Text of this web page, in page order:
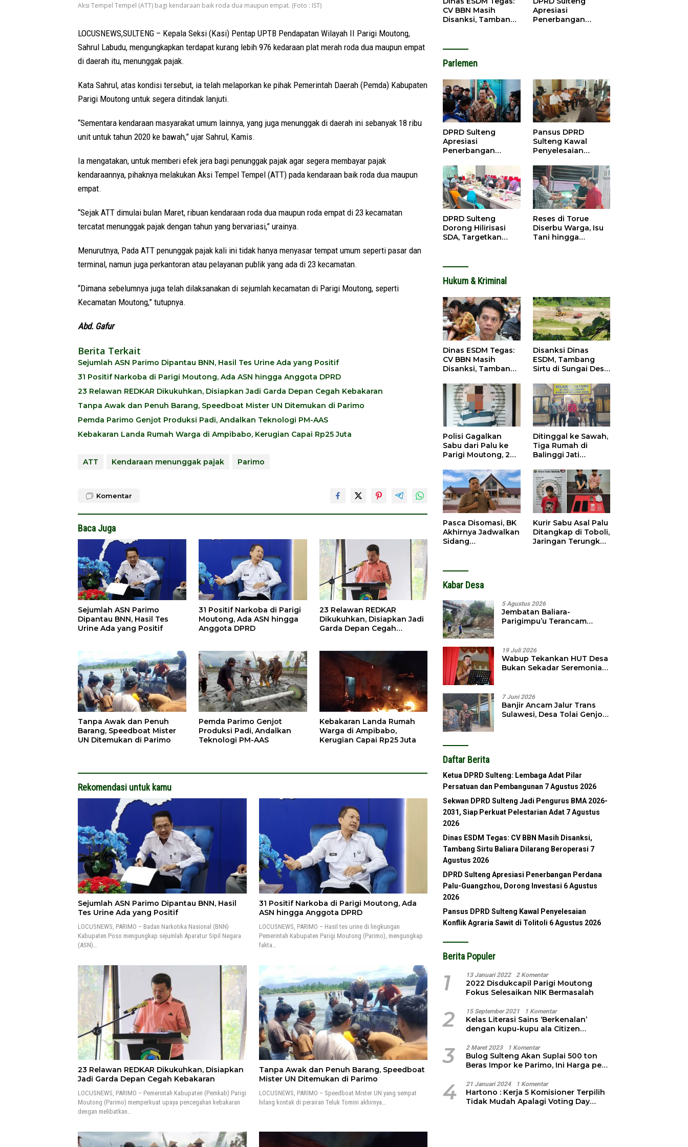
Aksi Tempel Tempel (ATT) bagi kendaraan baik roda dua maupun empat. (Foto : IST)
LOCUSNEWS,SULTENG – Kepala Seksi (Kasi) Pentap UPTB Pendapatan Wilayah II Parigi Moutong,
Sahrul Labudu, mengungkapkan terdapat kurang lebih 976 kedaraan plat merah roda dua maupun empat
di daerah itu, menunggak pajak.
Kata Sahrul, atas kondisi tersebut, ia telah melaporkan ke pihak Pemerintah Daerah (Pemda) Kabupaten
Parigi Moutong untuk segera ditindak lanjuti.
“Sementara kendaraan masyarakat umum lainnya, yang juga menunggak di daerah ini sebanyak 18 ribu
unit untuk tahun 2020 ke bawah,” ujar Sahrul, Kamis.
Ia mengatakan, untuk memberi efek jera bagi penunggak pajak agar segera membayar pajak
kendaraannya, pihaknya melakukan Aksi Tempel Tempel (ATT) pada kendaraan baik roda dua maupun
empat.
“Sejak ATT dimulai bulan Maret, ribuan kendaraan roda dua maupun roda empat di 23 kecamatan
tercatat menunggak pajak dengan tahun yang bervariasi,” urainya.
Menurutnya, Pada ATT penunggak pajak kali ini tidak hanya menyasar tempat umum seperti pasar dan
terminal, namun juga perkantoran atau pelayanan publik yang ada di 23 kecamatan.
“Dimana sebelumnya juga telah dilaksanakan di sejumlah kecamatan di Parigi Moutong, seperti
Kecamatan Moutong,” tutupnya.
Abd. Gafur
Berita Terkait
Sejumlah ASN Parimo Dipantau BNN, Hasil Tes Urine Ada yang Positif
31 Positif Narkoba di Parigi Moutong, Ada ASN hingga Anggota DPRD
23 Relawan REDKAR Dikukuhkan, Disiapkan Jadi Garda Depan Cegah Kebakaran
Tanpa Awak dan Penuh Barang, Speedboat Mister UN Ditemukan di Parimo
Pemda Parimo Genjot Produksi Padi, Andalkan Teknologi PM-AAS
Kebakaran Landa Rumah Warga di Ampibabo, Kerugian Capai Rp25 Juta
ATT Kendaraan menunggak pajak Parimo
Komentar
Baca Juga
Sejumlah ASN Parimo
Dipantau BNN, Hasil Tes
Urine Ada yang Positif
31 Positif Narkoba di Parigi
Moutong, Ada ASN hingga
Anggota DPRD
23 Relawan REDKAR
Dikukuhkan, Disiapkan Jadi
Garda Depan Cegah
Tanpa Awak dan Penuh
Barang, Speedboat Mister
UN Ditemukan di Parimo
Pemda Parimo Genjot
Produksi Padi, Andalkan
Teknologi PM-AAS
Kebakaran Landa Rumah
Warga di Ampibabo,
Kerugian Capai Rp25 Juta
Rekomendasi untuk kamu
Sejumlah ASN Parimo Dipantau BNN, Hasil
Tes Urine Ada yang Positif
LOCUSNEWS, PARIMO – Badan Narkotika Nasional (BNN)
Kabupaten Poso mengungkap sejumlah Aparatur Sipil Negara
(ASN)…
31 Positif Narkoba di Parigi Moutong, Ada
ASN hingga Anggota DPRD
LOCUSNEWS, PARIMO – Hasil tes urine di lingkungan
Pemerintah Kabupaten Parigi Moutong (Parimo), mengungkap
fakta…
23 Relawan REDKAR Dikukuhkan, Disiapkan
Jadi Garda Depan Cegah Kebakaran
LOCUSNEWS, PARIMO – Pemerintah Kabupaten (Pemkab) Parigi
Moutong (Parimo) memperkuat upaya pencegahan kebakaran
dengan melibatkan…
Tanpa Awak dan Penuh Barang, Speedboat
Mister UN Ditemukan di Parimo
LOCUSNEWS, PARIMO – Speedboat Mister UN yang sempat
hilang kontak di perairan Teluk Tomini akhirnya…
CV BBN Masih
Disanksi, Tambang
Apresiasi
Penerbangan
Parlemen
DPRD Sulteng
Apresiasi
Penerbangan
Guangzhou, Dorong
Investasi
Pansus DPRD
Sulteng Kawal
Penyelesaian
Sawit di Tolitoli
DPRD Sulteng
Dorong Hilirisasi
SDA, Targetkan
Reses di Torue
Diserbu Warga, Isu
Tani hingga
Hukum & Kriminal
Dinas ESDM Tegas:
CV BBN Masih
Disanksi, Tambang
Dilarang Beroperasi
Disanksi Dinas
ESDM, Tambang
Sirtu di Sungai Desa
Polisi Gagalkan
Sabu dari Palu ke
Parigi Moutong, 2
Ditangkap
Ditinggal ke Sawah,
Tiga Rumah di
Balinggi Jati
Ditangkap Dini Hari
Pasca Disomasi, BK
Akhirnya Jadwalkan
Sidang
Kurir Sabu Asal Palu
Ditangkap di Toboli,
Jaringan Terungkap
Kabar Desa
5 Agustus 2026
Jembatan Baliara-
Parigimpu’u Terancam
19 Juli 2026
Wabup Tekankan HUT Desa
Bukan Sekadar Seremonial,
7 Juni 2026
Banjir Ancam Jalur Trans
Sulawesi, Desa Tolai Genjot
Daftar Berita
Ketua DPRD Sulteng: Lembaga Adat Pilar
Persatuan dan Pembangunan 7 Agustus 2026
Sekwan DPRD Sulteng Jadi Pengurus BMA 2026-
2031, Siap Perkuat Pelestarian Adat 7 Agustus
2026
Dinas ESDM Tegas: CV BBN Masih Disanksi,
Tambang Sirtu Baliara Dilarang Beroperasi 7
Agustus 2026
DPRD Sulteng Apresiasi Penerbangan Perdana
Palu-Guangzhou, Dorong Investasi 6 Agustus
2026
Pansus DPRD Sulteng Kawal Penyelesaian
Konflik Agraria Sawit di Tolitoli 6 Agustus 2026
Berita Populer
1 13 Januari 2022 2 Komentar
2022 Disdukcapil Parigi Moutong
Fokus Selesaikan NIK Bermasalah
2 15 September 2021 1 Komentar
Kelas Literasi Sains ‘Berkenalan’
dengan kupu-kupu ala Citizen
3 2 Maret 2023 1 Komentar
Bulog Sulteng Akan Suplai 500 ton
Beras Impor ke Parimo, Ini Harga per
4 21 Januari 2024 1 Komentar
Hartono : Kerja 5 Komisioner Terpilih
Tidak Mudah Apalagi Voting Day